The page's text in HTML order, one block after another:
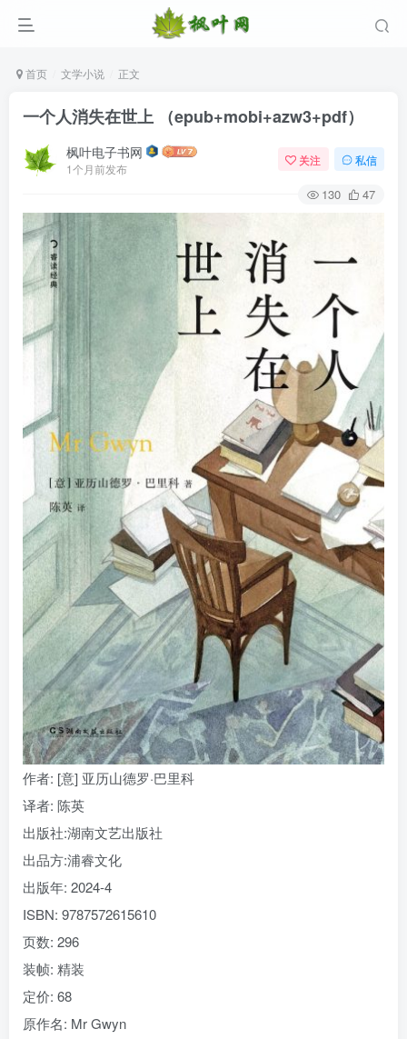
首页 文学小说 正文
一个人消失在世上 （epub+mobi+azw3+pdf）
枫叶电子书网
1个月前发布
关注 私信
130 47
作者: [意] 亚历山德罗·巴里科
译者: 陈英
出版社:湖南文艺出版社
出品方:浦睿文化
出版年: 2024-4
ISBN: 9787572615610
页数: 296
装帧: 精装
定价: 68
原作名: Mr Gwyn
登录
用户名/手机号/邮箱
登录密码
记住登录 找回密码|免密登录
登录
社交账号登录